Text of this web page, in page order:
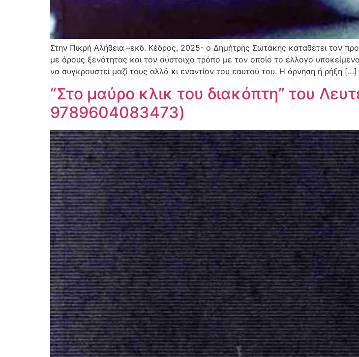
Στην Πικρή Αλήθεια –εκδ. Κέδρος, 2025- ο Δημήτρης Σωτάκης καταθέτει τον
με όρους ξενότητας και τον σύστοιχο τρόπο με τον οποίο το έλλογο
να συγκρουστεί μαζί τους αλλά κι εναντίον του εαυτού του. Η άρνηση ή ρήξη […]
“Στο μαύρο κλικ του διακόπτη” του
9789604083473)